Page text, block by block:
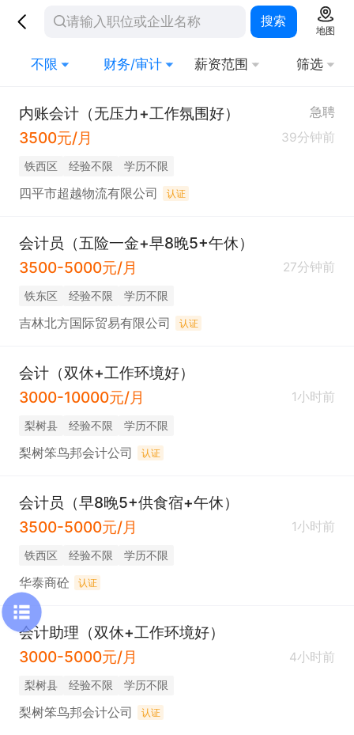
搜索
地图
不限 财务/审计 薪资范围 筛选
内账会计（无压力+工作氛围好） 急聘
3500元/月 39分钟前
铁西区 经验不限 学历不限
四平市超越物流有限公司 认证
会计员（五险一金+早8晚5+午休）
3500-5000元/月
27分钟前
铁东区 经验不限 学历不限
吉林北方国际贸易有限公司 认证
会计（双休+工作环境好）
3000-10000元/月
1小时前
梨树县 经验不限 学历不限
梨树笨鸟邦会计公司 认证
会计员（早8晚5+供食宿+午休）
3500-5000元/月
1小时前
铁西区 经验不限 学历不限
华泰商砼 认证
会计助理（双休+工作环境好）
3000-5000元/月
4小时前
梨树县 经验不限 学历不限
梨树笨鸟邦会计公司 认证